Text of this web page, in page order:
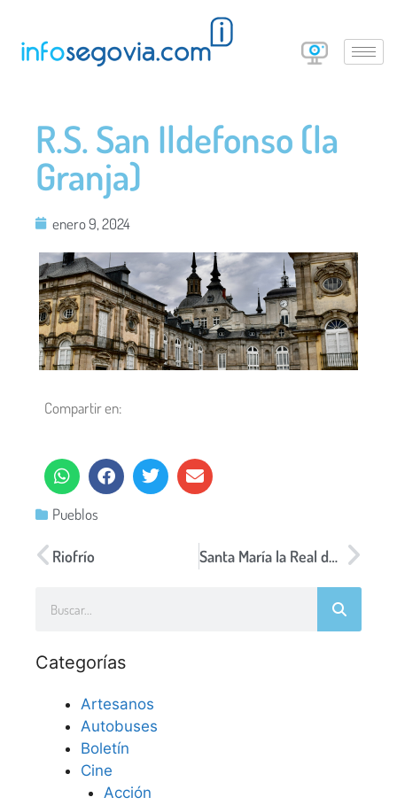
R.S. San Ildefonso (la
Granja)
enero 9, 2024
Compartir en:
Pueblos
Riofrío Santa María la Real de Nieva
Categorías
Artesanos
Autobuses
Boletín
Cine
Acción